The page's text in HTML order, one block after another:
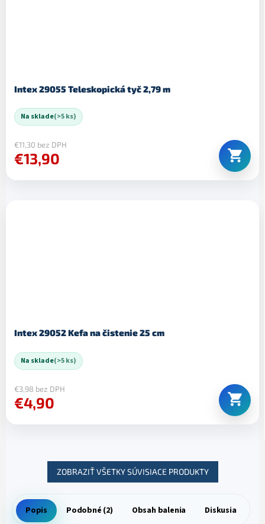
Intex 29055 Teleskopická tyč 2,79 m
Na sklade(>5 ks)
€11,30 bez DPH
€13,90
Intex 29052 Kefa na čistenie 25 cm
Na sklade(>5 ks)
€3,98 bez DPH
€4,90
ZOBRAZIŤ VŠETKY SÚVISIACE PRODUKTY
Popis Podobné (2) Obsah balenia Diskusia